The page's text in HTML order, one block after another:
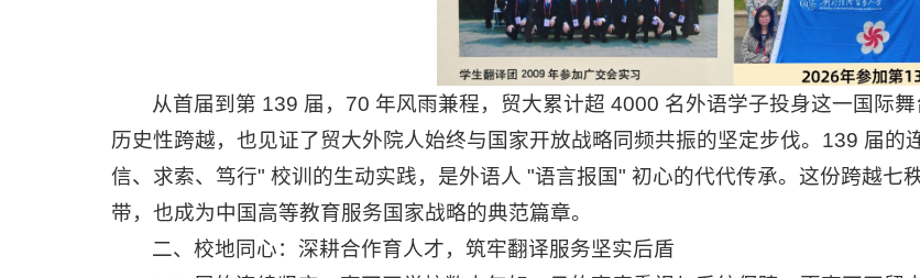
从首届到第 139 届，70 年风雨兼程，贸大累计超 4000 名外语学子投身这一国际
历史性跨越，也见证了贸大外院人始终与国家开放战略同频共振的坚定步伐。139 届的
信、求索、笃行" 校训的生动实践，是外语人 "语言报国" 初心的代代传承。这份跨越七
带，也成为中国高等教育服务国家战略的典范篇章。
二、校地同心：深耕合作育人才，筑牢翻译服务坚实后盾